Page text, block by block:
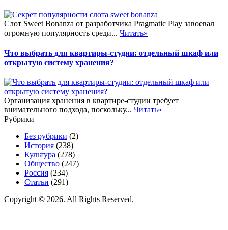
Слот Sweet Bonanza от разработчика Pragmatic Play завоевал
огромную популярность среди... Читать»
Что выбрать для квартиры-студии: отдельный шкаф или
открытую систему хранения?
Организация хранения в квартире-студии требует
внимательного подхода, поскольку... Читать»
Рубрики
Без рубрики (2)
История (238)
Культура (278)
Общество (247)
Россия (234)
Статьи (291)
Copyright © 2026. All Rights Reserved.